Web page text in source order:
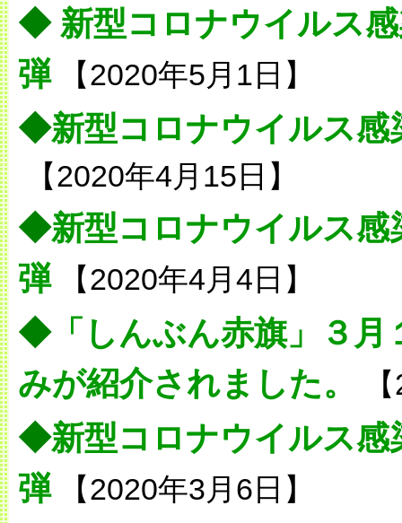
◆新型コロナウイルス
弾【2020年5月1日】
◆新型コロナウイルス
【2020年4月15日】
◆新型コロナウイルス
弾【2020年4月4日】
◆「しんぶん赤旗」３月
みが紹介されました。
◆新型コロナウイルス
弾【2020年3月6日】